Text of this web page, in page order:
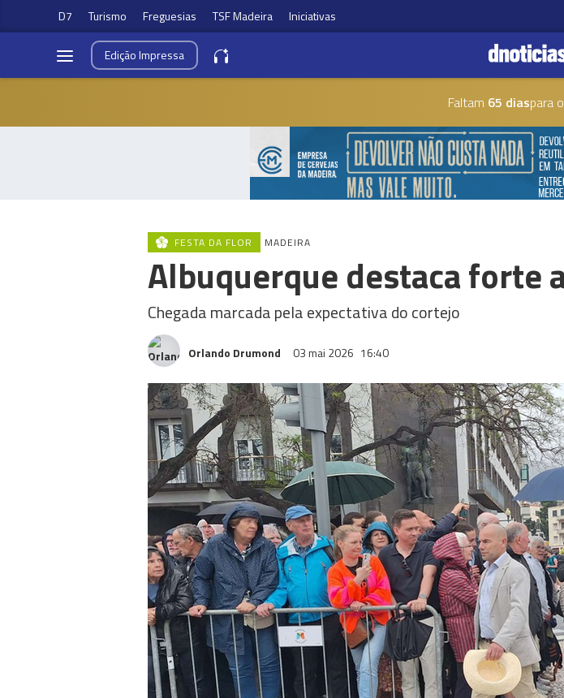
D7 Turismo Freguesias TSF Madeira Iniciativas
EdiçãoImpressa
Faltam 65 diaspara
FESTA DA FLOR MADEIRA
Albuquerque destaca forte
Chegada marcada pela expectativa do cortejo
Orlando Drumond 03 mai 2026 16:40